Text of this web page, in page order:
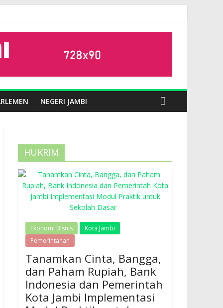
NEGERI JAMBI
HUKRIM
Ekonomi Bisnis
Kota Jambi
Pemerintahan
Tanamkan Cinta, Bangga,
dan Paham Rupiah, Bank
Indonesia dan Pemerintah
Kota Jambi Implementasi